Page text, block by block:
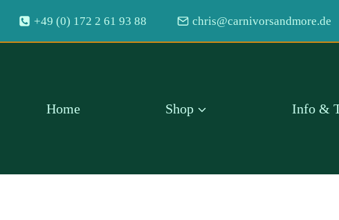
Inhalt
springen
+49 (0) 172 2 61 93 88 chris@carnivorsandmore.de
Home Shop Info &